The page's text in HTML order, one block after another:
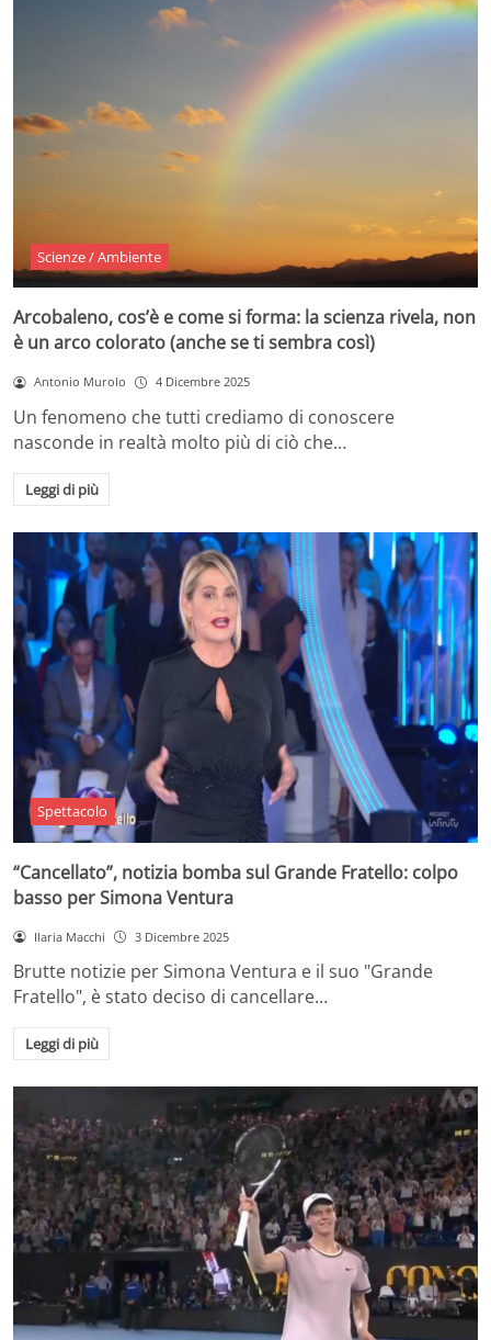
Scienze / Ambiente
Arcobaleno, cos’è e come si forma: la scienza rivela, non
è un arco colorato (anche se ti sembra così)
Antonio Murolo 4 Dicembre 2025
Un fenomeno che tutti crediamo di conoscere
nasconde in realtà molto più di ciò che…
Leggi di più
Spettacolo
“Cancellato”, notizia bomba sul Grande Fratello: colpo
basso per Simona Ventura
Ilaria Macchi 3 Dicembre 2025
Brutte notizie per Simona Ventura e il suo "Grande
Fratello", è stato deciso di cancellare…
Leggi di più